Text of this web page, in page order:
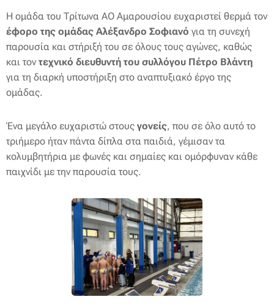
Η ομάδα του Τρίτωνα ΑΟ Αμαρουσίου ευχαριστεί θερμά τον
έφορο της ομάδας Αλέξανδρο Σοφιανό για τη συνεχή
παρουσία και στήριξή του σε όλους τους αγώνες, καθώς
και τον τεχνικό διευθυντή του συλλόγου Πέτρο Βλάντη
για τη διαρκή υποστήριξη στο αναπτυξιακό έργο της
ομάδας.
Ένα μεγάλο ευχαριστώ στους γονείς, που σε όλο αυτό το
τριήμερο ήταν πάντα δίπλα στα παιδιά, γέμισαν τα
κολυμβητήρια με φωνές και σημαίες και ομόρφυναν κάθε
παιχνίδι με την παρουσία τους.